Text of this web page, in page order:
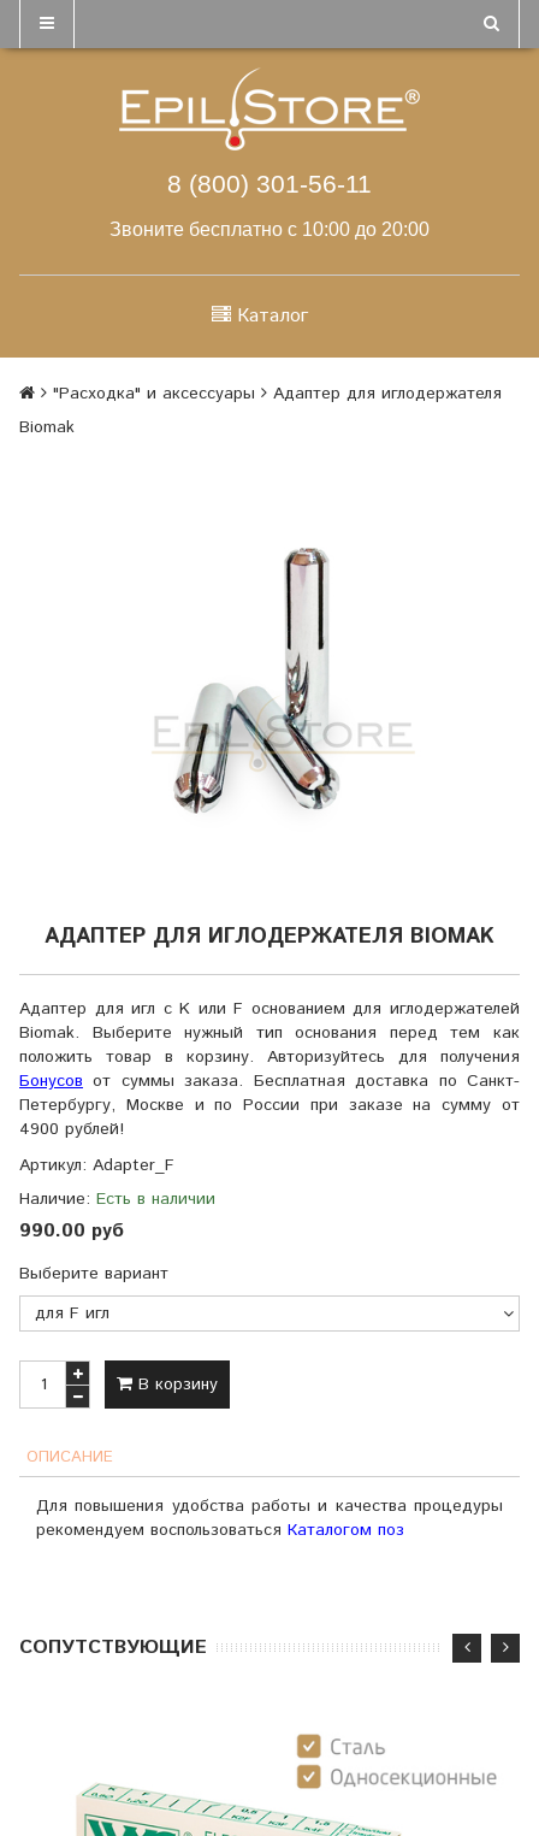
8 (800) 301-56-11
Звоните бесплатно с 10:00 до 20:00
Каталог
"Расходка" и аксессуары
Адаптер для иглодержателя
Biomak
АДАПТЕР ДЛЯ ИГЛОДЕРЖАТЕЛЯ BIOMAK
Адаптер для игл с K или F основанием для иглодержателей
Biomak. Выберите нужный тип основания перед тем как
положить товар в корзину. Авторизуйтесь для получения
Бонусов от суммы заказа. Бесплатная доставка по Санкт-
Петербургу, Москве и по России при заказе на сумму от
4900 рублей!
Артикул: Adapter_F
Наличие: Есть в наличии
990.00 руб
Выберите вариант
В корзину
ОПИСАНИЕ
Для повышения удобства работы и качества процедуры
рекомендуем воспользоваться Каталогом поз
CОПУТСТВУЮЩИЕ